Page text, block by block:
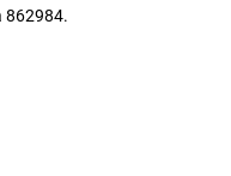
862984.